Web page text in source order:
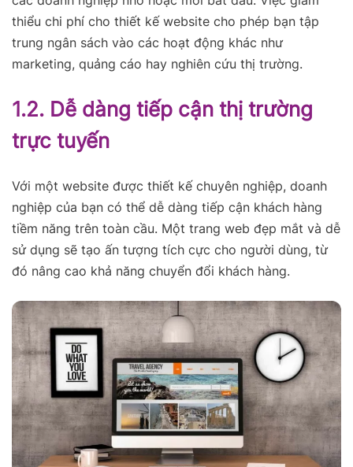
thiểu chi phí cho thiết kế website cho phép bạn tập
trung ngân sách vào các hoạt động khác như
marketing, quảng cáo hay nghiên cứu thị trường.
1.2. Dễ dàng tiếp cận thị trường
trực tuyến
Với một website được thiết kế chuyên nghiệp, doanh
nghiệp của bạn có thể dễ dàng tiếp cận khách hàng
tiềm năng trên toàn cầu. Một trang web đẹp mắt và dễ
sử dụng sẽ tạo ấn tượng tích cực cho người dùng, từ
đó nâng cao khả năng chuyển đổi khách hàng.